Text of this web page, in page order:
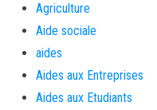
Agriculture
Aide sociale
aides
Aides aux Entreprises
Aides aux Etudiants